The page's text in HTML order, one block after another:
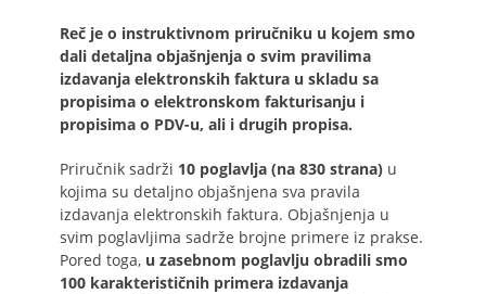
Reč je o instruktivnom priručniku u kojem smo
dali detaljna objašnjenja o svim pravilima
izdavanja elektronskih faktura u skladu sa
propisima o elektronskom fakturisanju i
propisima o PDV-u, ali i drugih propisa.
Priručnik sadrži 10 poglavlja (na 830 strana) u
kojima su detaljno objašnjena sva pravila
izdavanja elektronskih faktura. Objašnjenja u
svim poglavljima sadrže brojne primere iz prakse.
Pored toga, u zasebnom poglavlju obradili smo
100 karakterističnih primera izdavanja